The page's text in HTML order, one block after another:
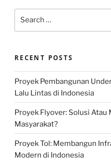
RECENT POSTS
Proyek Pembangunan
Lalu Lintas di Indonesia
Proyek Flyover: Solusi Atau
Masyarakat?
Proyek Tol: Membangun
Modern di Indonesia